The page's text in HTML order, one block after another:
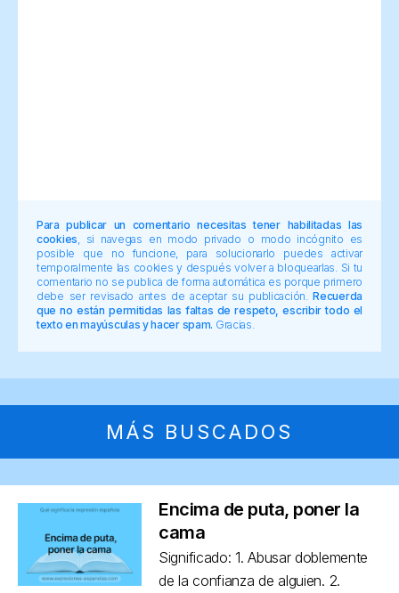
Para publicar un comentario necesitas tener habilitadas las
cookies , si navegas en modo privado o modo incógnito es
posible que no funcione, para solucionarlo puedes activar
temporalmente las cookies y después volver a bloquearlas. Si tu
comentario no se publica de forma automática es porque primero
debe ser revisado antes de aceptar su publicación.Recuerda
que no están permitidas las faltas de respeto, escribir todo el
texto en mayúsculas y hacer spam. Gracias.
MÁS BUSCADOS
Encima de puta, poner la
cama
Significado: 1. Abusar doblemente
de la confianza de alguien. 2.